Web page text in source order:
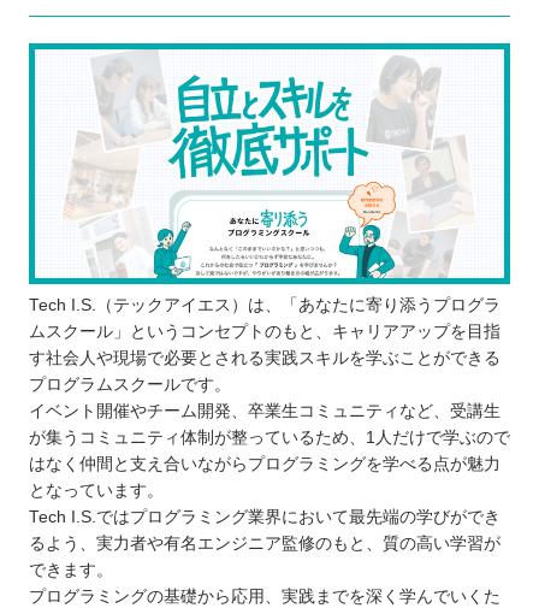
将来のなりたい姿や目的をはっきりさせて
おく
最後まで学び続けられるスクールを選ぶ
無料のカウンセリングや体験レッスンに参
加する
宮崎で自分に合ったプログラムスクールを選ぼ
う！
自分の住んでるエリアでプログラミングスクールを
探したい⭐️
Tech I.S.（テックアイエス）は、「あなたに寄り添うプログラ
ムスクール」というコンセプトのもと、キャリアアップを目指
す社会人や現場で必要とされる実践スキルを学ぶことができる
プログラムスクールです。
イベント開催やチーム開発、卒業生コミュニティなど、受講生
が集うコミュニティ体制が整っているため、1人だけで学ぶので
はなく仲間と支え合いながらプログラミングを学べる点が魅力
となっています。
Tech I.S.ではプログラミング業界において最先端の学びができ
るよう、実力者や有名エンジニア監修のもと、質の高い学習が
できます。
プログラミングの基礎から応用、実践までを深く学んでいくた